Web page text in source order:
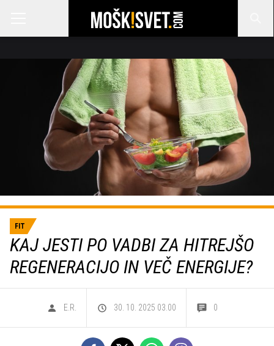
FIT
KAJ JESTI PO VADBI ZA HITREJŠO
REGENERACIJO IN VEČ ENERGIJE?
E.R. 30. 10. 2025 03.00 0